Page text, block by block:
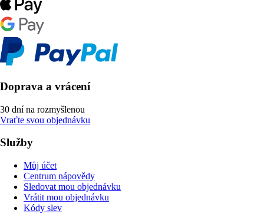
Doprava a vrácení
30 dní na rozmyšlenou
Vraťte svou objednávku
Služby
Můj účet
Centrum nápovědy
Sledovat mou objednávku
Vrátit mou objednávku
Kódy slev